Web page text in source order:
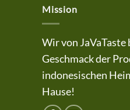
Mission
Wir von JaVaTaste
Geschmack der
indonesischen
Hause!